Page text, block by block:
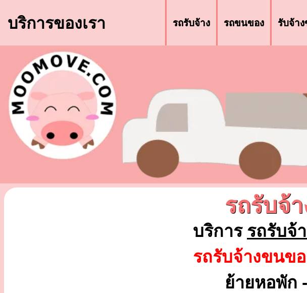
บริการของเรา รถรับจ้าง รถขนของ รับจ้า
รถรับจ้
บริการ รถรับจ้
รถรับจ้างขนข
ย้ายหอพัก